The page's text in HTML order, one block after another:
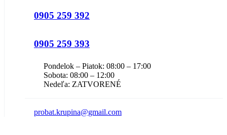
0905 259 392
0905 259 393
Pondelok – Piatok: 08:00 – 17:00
Sobota: 08:00 – 12:00
Nedeľa: ZATVORENÉ
probat.krupina@gmail.com